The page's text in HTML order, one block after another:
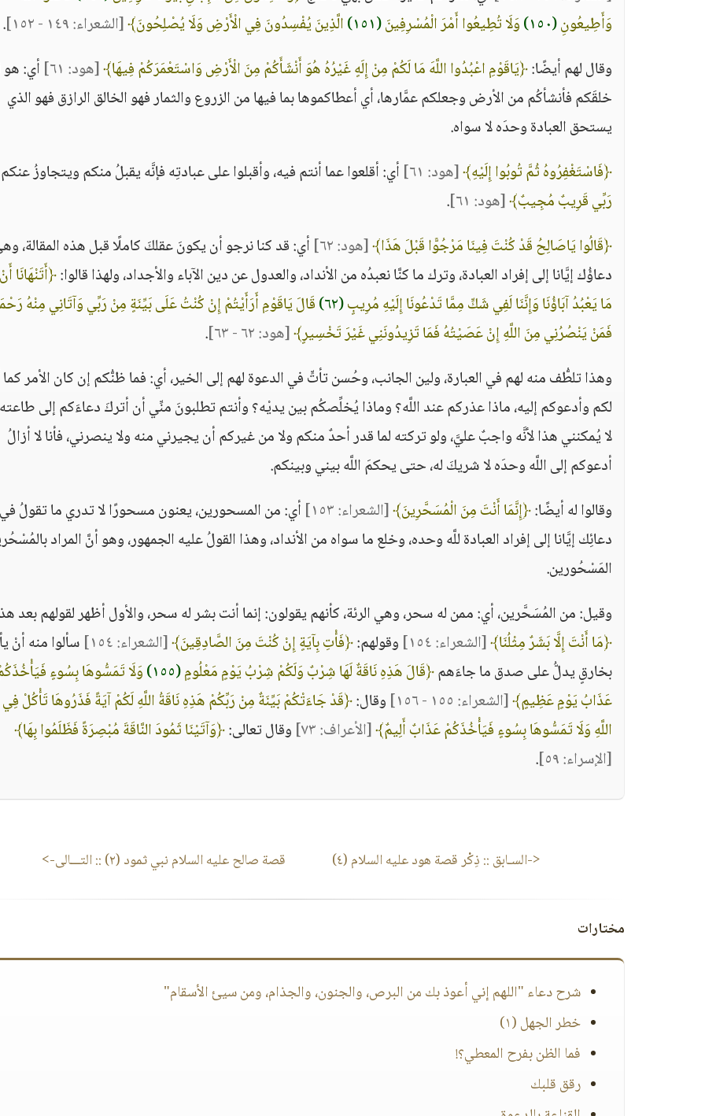
وَأَطِيعُونِ(١٥٠) وَلَا تُطِيعُوا أَمْرَ الْمُسْرِفِينَ(١٥١) الَّذِينَ يُفْسِدُونَ فِي الْأَرْضِ وَلَا يُصْلِحُونَ﴾[الشعراء: ١٤٩ - ١٥٢]
.
وقال لهم أيضًا:﴿يَاقَوْمِ اعْبُدُوا اللَّهَ مَا لَكُمْ مِنْ إِلَهٍ غَيْرُهُ هُوَ أَنْشَأَكُمْ مِنَ الْأَرْضِ وَاسْتَعْمَرَكُمْ فِيهَا﴾[هود: ٦١]
أي: هو
خلقَكم فأنشأكُم من الأرض وجعلكم عمَّارها، أي أعطاكموها بما فيها من الزروع والثمار فهو الخالق الرازق فهو الذي
يستحق العبادة وحدَه لا سواه.
﴿فَاسْتَغْفِرُوهُ ثُمَّ تُوبُوا إِلَيْهِ﴾[هود: ٦١] أي: أقلعوا عما أنتم فيه، وأقبلوا على عبادتِه فإنَّه يقبلُ منكم ويتجاوزُ عنكم
رَبِّي قَرِيبٌ مُجِيبٌ﴾[هود: ٦١]
.
﴿قَالُوا يَاصَالِحُ قَدْ كُنْتَ فِينَا مَرْجُوًّا قَبْلَ هَذَا﴾[هود: ٦٢]
أي: قد كنا نرجو أن يكونَ عقلكَ كاملًا قبل هذه المقالة،
دعاؤُك إيَّانا إلى إفراد العبادة، وترك ما كنَّا نعبدُه من الأنداد، والعدول عن دين الآباء والأجداد، ولهذا قالوا:﴿أَتَنْهَانَا
مَا يَعْبُدُ آبَاؤُنَا وَإِنَّنَا لَفِي شَكٍّ مِمَّا تَدْعُونَا إِلَيْهِ مُرِيبٍ(٦٢)
قَالَ يَاقَوْمِ أَرَأَيْتُمْ إِنْ كُنْتُ عَلَى بَيِّنَةٍ مِنْ رَبِّي وَآتَانِي مِنْهُ
فَمَنْ يَنْصُرُنِي مِنَ اللَّهِ إِنْ عَصَيْتُهُ فَمَا تَزِيدُونَنِي غَيْرَ تَخْسِيرٍ﴾[هود: ٦٢ - ٦٣]
.
وهذا تلطُّف منه لهم في العبارة، ولين الجانب، وحُسن تأتٍّ في الدعوة لهم إلى الخير، أي: فما ظنُّكم إن كان الأمر
لكم وأدعوكم إليه، ماذا عذركم عند اللَّه؟ وماذا يُخلِّصكُم بين يديْه؟ وأنتم تطلبونَ منِّي أن أتركَ دعاءَكم إلى
لا يُمكنني هذا لأنَّه واجبٌ عليَّ، ولو تركته لما قدر أحدٌ منكم ولا من غيركم أن يجيرني منه ولا ينصرني، فأنا لا أزالُ
أدعوكم إلى اللَّه وحدَه لا شريكَ له، حتى يحكمَ اللَّه بيني وبينكم.
وقالوا له أيضًا:﴿إِنَّمَا أَنْتَ مِنَ الْمُسَحَّرِينَ﴾[الشعراء: ١٥٣]
أي: من المسحورين، يعنون مسحورًا لا تدري ما تقولُ في
دعائِك إيَّانا إلى إفراد العبادة للَّه وحده، وخلع ما سواه من الأنداد، وهذا القولُ عليه الجمهور، وهو أنَّ المراد
المَسْحُورين.
وقيل: من المُسَحَّرين، أي: ممن له سحر، وهي الرئة، كأنهم يقولون: إنما أنت بشر له سحر، والأول أظهر لقولهم بعد
﴿مَا أَنْتَ إِلَّا بَشَرٌ مِثْلُنَا﴾[الشعراء: ١٥٤] وقولهم:﴿فَأْتِ بِآيَةٍ إِنْ كُنْتَ مِنَ الصَّادِقِينَ﴾[الشعراء: ١٥٤]
سألوا منه أنْ
بخارقٍ يدلُّ على صدق ما جاءَهم﴿قَالَ هَذِهِ نَاقَةٌ لَهَا شِرْبٌ وَلَكُمْ شِرْبُ يَوْمٍ مَعْلُومٍ(١٥٥)
وَلَا تَمَسُّوهَا بِسُوءٍ
عَذَابُ يَوْمٍ عَظِيمٍ﴾[الشعراء: ١٥٥ - ١٥٦] وقال:﴿قَدْ جَاءَتْكُمْ بَيِّنَةٌ مِنْ رَبِّكُمْ هَذِهِ نَاقَةُ اللَّهِ لَكُمْ آيَةً فَذَرُوهَا تَأْكُلْ
اللَّهِ وَلَا تَمَسُّوهَا بِسُوءٍ فَيَأْخُذَكُمْ عَذَابٌ أَلِيمٌ﴾[الأعراف: ٧٣] وقال تعالى:﴿وَآتَيْنَا ثَمُودَ النَّاقَةَ مُبْصِرَةً فَظَلَمُوا بِهَا﴾
[الإسراء: ٥٩]
.
<-السـابق :: ذِكْر قصة هود عليه السلام (٤) قصة صالح عليه السلام نبي ثمود (٢) :: التـــالى->
مختارات
شرح دعاء "اللهم إني أعوذ بك من البرص، والجنون، والجذام، ومن سيئ الأسقام"
خطر الجهل (١)
فما الظن بفرح المعطي؟!
رقق قلبك